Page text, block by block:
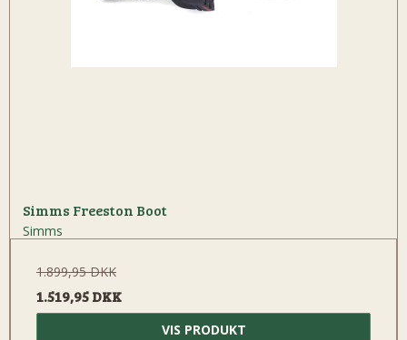
Simms Freeston Boot
Simms
1.899,95 DKK
1.519,95 DKK
VIS PRODUKT